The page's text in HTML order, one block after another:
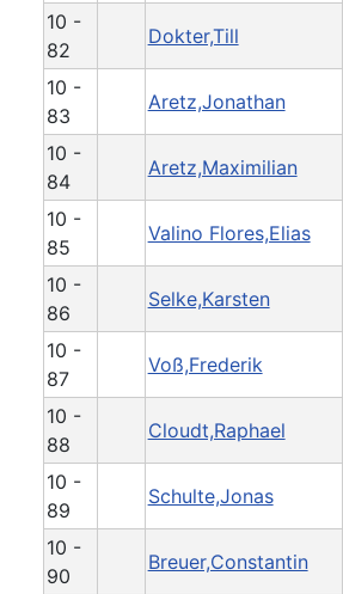
10 -
82
Dokter,Till
10 -
83
Aretz,Jonathan
10 -
84
Aretz,Maximilian
10 -
85
Valino Flores,Elias
10 -
86
Selke,Karsten
10 -
87
Voß,Frederik
10 -
88
Cloudt,Raphael
10 -
89
Schulte,Jonas
10 -
90
Breuer,Constantin